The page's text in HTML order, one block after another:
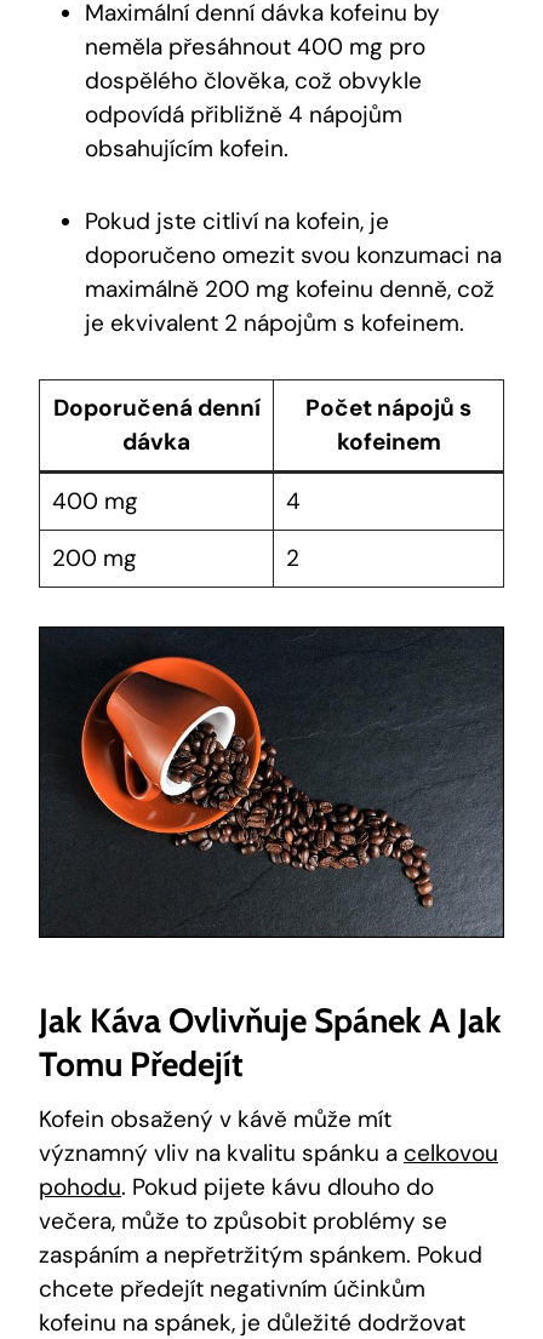
Maximální denní dávka kofeinu by
neměla přesáhnout 400 mg pro‌
dospělého člověka,‌ což⁢ obvykle‍
odpovídá ⁤přibližně 4⁣ nápojům
obsahujícím⁣ kofein.
Pokud jste‌ citliví na kofein, je
doporučeno omezit svou konzumaci na
maximálně 200 mg kofeinu denně, což​
je ekvivalent 2⁤ nápojům s kofeinem.
Doporučená‍ denní
dávka
Počet nápojů s
kofeinem
400 mg
4
200 mg
2
Jak‌ Káva Ovlivňuje⁤ Spánek A Jak
Tomu‌ Předejít
Kofein‍ obsažený⁣ v kávě může mít
významný vliv na kvalitu‍ spánku ⁣a celkovou
‍pohodu. Pokud pijete ⁣kávu dlouho‍ do
večera, může to ⁣způsobit problémy‍ se
zaspáním a nepřetržitým spánkem. Pokud
chcete předejít ‌negativním účinkům
kofeinu na spánek, je⁢ důležité dodržovat